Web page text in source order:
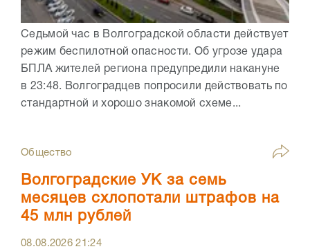
Седьмой час в Волгоградской области действует
режим беспилотной опасности. Об угрозе удара
БПЛА жителей региона предупредили накануне
в 23:48. Волгоградцев попросили действовать по
стандартной и хорошо знакомой схеме...
Общество
Волгоградские УК за семь
месяцев схлопотали штрафов на
45 млн рублей
08.08.202621:24